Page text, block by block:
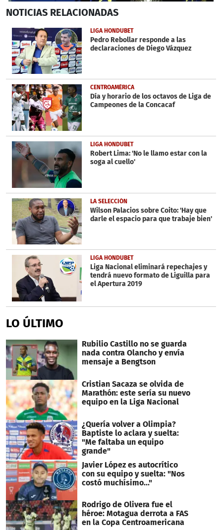
seconds
2
minutes,
10
seconds
NOTICIAS RELACIONADAS
LIGA HONDUBET
Pedro Rebollar responde a las
declaraciones de Diego Vázquez
CENTROAMÉRICA
Día y horario de los octavos de Liga de
Campeones de la Concacaf
LIGA HONDUBET
Robert Lima: 'No le llamo estar con la
soga al cuello'
LA SELECCIÓN
Wilson Palacios sobre Coito: 'Hay que
darle el espacio para que trabaje bien'
LIGA HONDUBET
Liga Nacional eliminará repechajes y
tendrá nuevo formato de Liguilla para
el Apertura 2019
LO ÚLTIMO
Rubilio Castillo no se guarda
nada contra Olancho y envía
mensaje a Bengtson
Cristian Sacaza se olvida de
Marathón: este sería su nuevo
equipo en la Liga Nacional
¿Quería volver a Olimpia?
Baptiste lo aclara y suelta:
"Me faltaba un equipo
grande"
Javier López es autocrítico
con su equipo y suelta: "Nos
costó muchísimo..."
Rodrigo de Olivera fue el
héroe: Motagua derrota a FAS
en la Copa Centroamericana